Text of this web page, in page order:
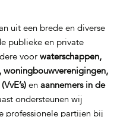
uit een brede en diverse
publieke en private
voor waterschappen,
woningbouwverenigingen,
en aannemers in de
ondersteunen wij
professionele partijen bij